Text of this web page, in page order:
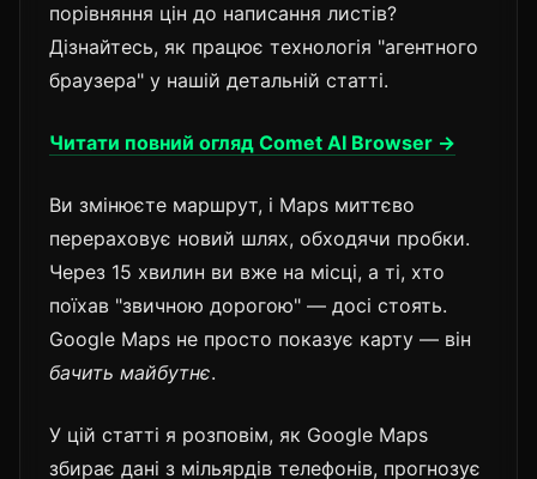
порівняння цін до написання листів?
Дізнайтесь, як працює технологія "агентного
браузера" у нашій детальній статті.
Читати повний огляд Comet AI Browser →
Ви змінюєте маршрут, і Maps миттєво
перераховує новий шлях, обходячи пробки.
Через 15 хвилин ви вже на місці, а ті, хто
поїхав "звичною дорогою" — досі стоять.
Google Maps не просто показує карту — він
бачить майбутнє.
У цій статті я розповім, як Google Maps
збирає дані з мільярдів телефонів, прогнозує